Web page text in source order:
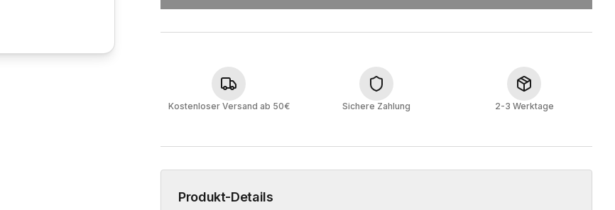
Kostenloser Versand ab 50€ Sichere Zahlung 2-3 Werktage
Produkt-Details